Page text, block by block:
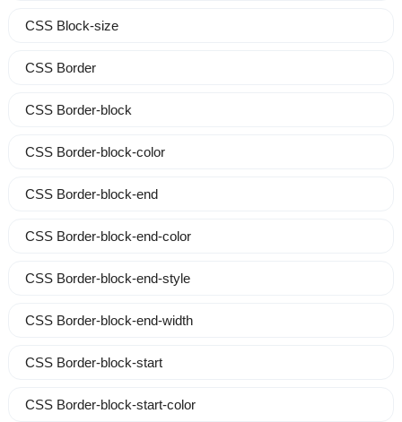
CSS Block-size
CSS Border
CSS Border-block
CSS Border-block-color
CSS Border-block-end
CSS Border-block-end-color
CSS Border-block-end-style
CSS Border-block-end-width
CSS Border-block-start
CSS Border-block-start-color